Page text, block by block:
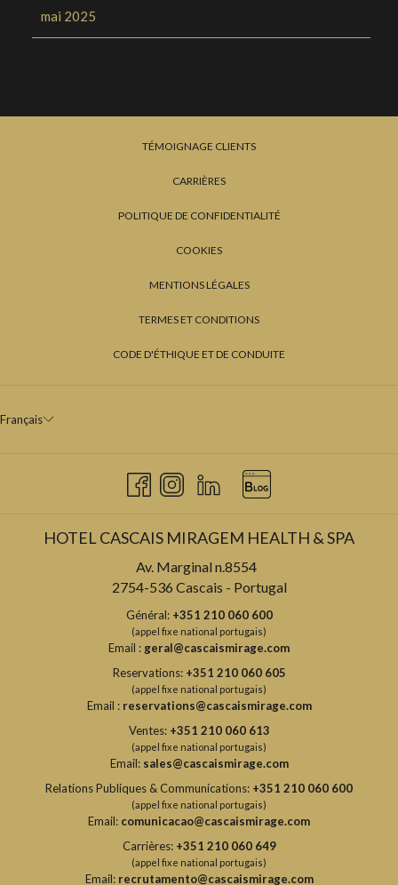
mai 2025
TÉMOIGNAGE CLIENTS
CARRIÈRES
POLITIQUE DE CONFIDENTIALITÉ
COOKIES
MENTIONS LÉGALES
TERMES ET CONDITIONS
CODE D'ÉTHIQUE ET DE CONDUITE
Français
HOTEL CASCAIS MIRAGEM HEALTH & SPA
Av. Marginal n.8554
2754-536 Cascais - Portugal
Général: +351 210 060 600
(appel fixe national portugais)
Email : geral@cascaismirage.com
Reservations: +351 210 060 605
(appel fixe national portugais)
Email : reservations@cascaismirage.com
Ventes: +351 210 060 613
(appel fixe national portugais)
Email: sales@cascaismirage.com
Relations Publiques & Communications: +351 210 060 600
(appel fixe national portugais)
Email: comunicacao@cascaismirage.com
Carrières: +351 210 060 649
(appel fixe national portugais)
Email: recrutamento@cascaismirage.com